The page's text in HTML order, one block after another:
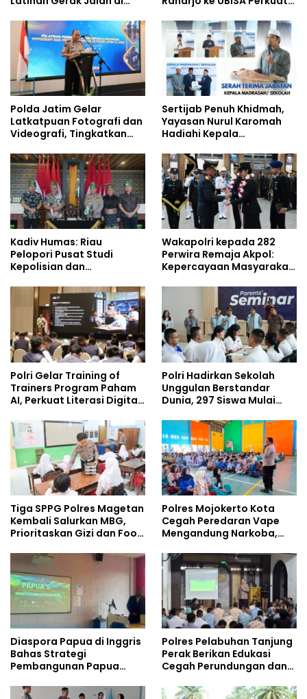
Studi Kepolisian
Polda Jatim Gelar
Latkatpuan Fotografi dan
Videografi, Tingkatkan
Era Digital
Sertijab Penuh Khidmah,
Yayasan Nurul Karomah
Hadiahi Kepala
Umrah
Kadiv Humas: Riau
Pelopori Pusat Studi
Kepolisian dan
Policing Masuki Babak
Wakapolri kepada 282
Perwira Remaja Akpol:
Kepercayaan Masyarakat
Polri Gelar Training of
Trainers Program Paham
AI, Perkuat Literasi Digital
Polri Hadirkan Sekolah
Unggulan Berstandar
Dunia, 297 Siswa Mulai
Tiga SPPG Polres Magetan
Kembali Salurkan MBG,
Prioritaskan Gizi dan Food
Polres Mojokerto Kota
Cegah Peredaran Vape
Mengandung Narkoba,
Kalangan Remaja
Diaspora Papua di Inggris
Bahas Strategi
Pembangunan Papua
Doktoral Internasional
Polres Pelabuhan Tanjung
Perak Berikan Edukasi
Cegah Perundungan dan
kepada Pelajar MPLS